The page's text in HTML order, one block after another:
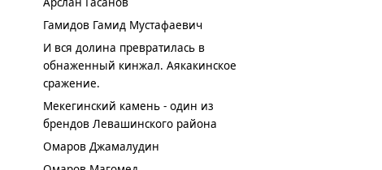
Гамидов Гамид Мустафаевич
И вся долина превратилась в
обнаженный кинжал. Аякакинское
сражение.
Мекегинский камень - один из
брендов Левашинского района
Омаров Джамалудин